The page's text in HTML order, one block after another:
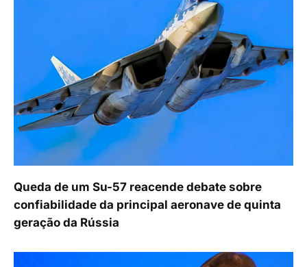
Queda de um Su-57 reacende debate sobre
confiabilidade da principal aeronave de quinta
geração da Rússia